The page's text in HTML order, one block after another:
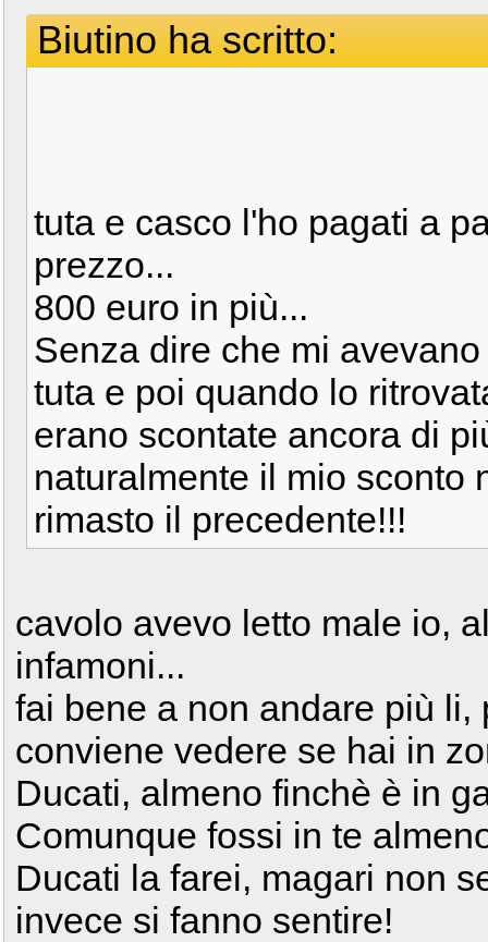
Biutino ha scritto:
tuta e casco l'ho pagati a
prezzo...
800 euro in più...
Senza dire che mi
tuta e poi quando lo
erano scontate ancora di
naturalmente il mio sconto
rimasto il precedente!!!
cavolo avevo letto male io,
infamoni...
fai bene a non andare più li,
conviene vedere se hai in
Ducati, almeno finchè è in
Comunque fossi in te
Ducati la farei, magari non
invece si fanno sentire!